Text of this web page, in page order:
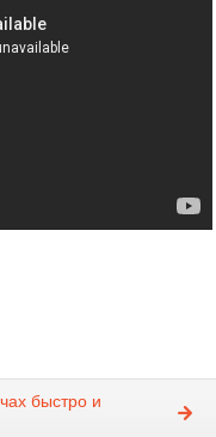
быстро и